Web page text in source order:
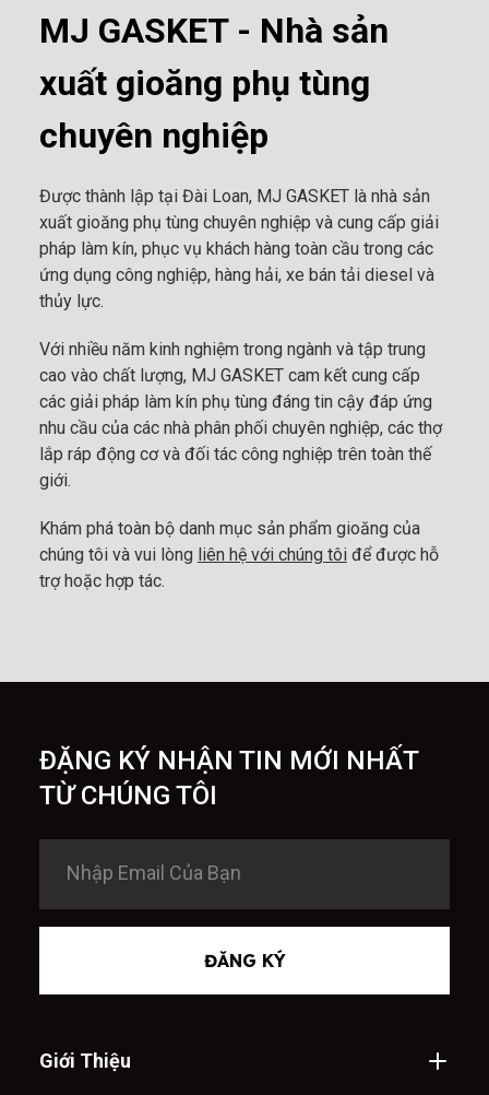
MJ GASKET - Nhà sản
xuất gioăng phụ tùng
chuyên nghiệp
Được thành lập tại Đài Loan, MJ GASKET là nhà sản
xuất gioăng phụ tùng chuyên nghiệp và cung cấp giải
pháp làm kín, phục vụ khách hàng toàn cầu trong các
ứng dụng công nghiệp, hàng hải, xe bán tải diesel và
thủy lực.
Với nhiều năm kinh nghiệm trong ngành và tập trung
cao vào chất lượng, MJ GASKET cam kết cung cấp
các giải pháp làm kín phụ tùng đáng tin cậy đáp ứng
nhu cầu của các nhà phân phối chuyên nghiệp, các thợ
lắp ráp động cơ và đối tác công nghiệp trên toàn thế
giới.
Khám phá toàn bộ danh mục sản phẩm gioăng của
chúng tôi và vui lòng liên hệ với chúng tôiđể được hỗ
trợ hoặc hợp tác.
ĐẶNG KÝ NHẬN TIN MỚI NHẤT
TỪ CHÚNG TÔI
ĐĂNG KÝ
Giới Thiệu